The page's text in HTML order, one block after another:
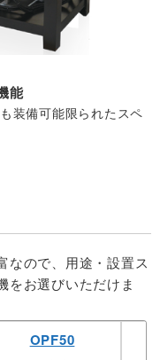
能
装備可能限られたスペ
なので、用途・設置ス
をお選びいただけま
OPF50